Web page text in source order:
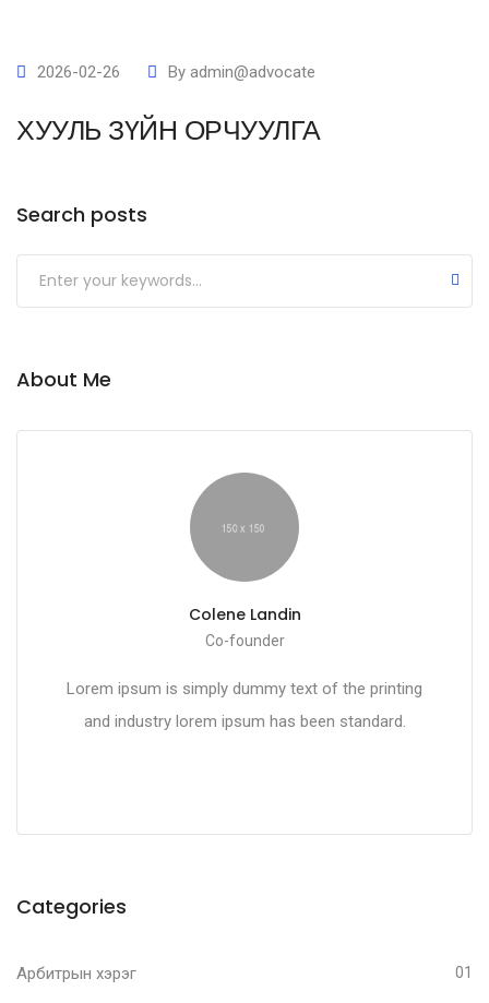
2026-02-26 By admin@advocate
ХУУЛЬ ЗҮЙН ОРЧУУЛГА
Search posts
Submit
About Me
Colene Landin
Co-founder
Lorem ipsum is simply dummy text of the printing
and industry lorem ipsum has been standard.
Categories
Арбитрын хэрэг 01